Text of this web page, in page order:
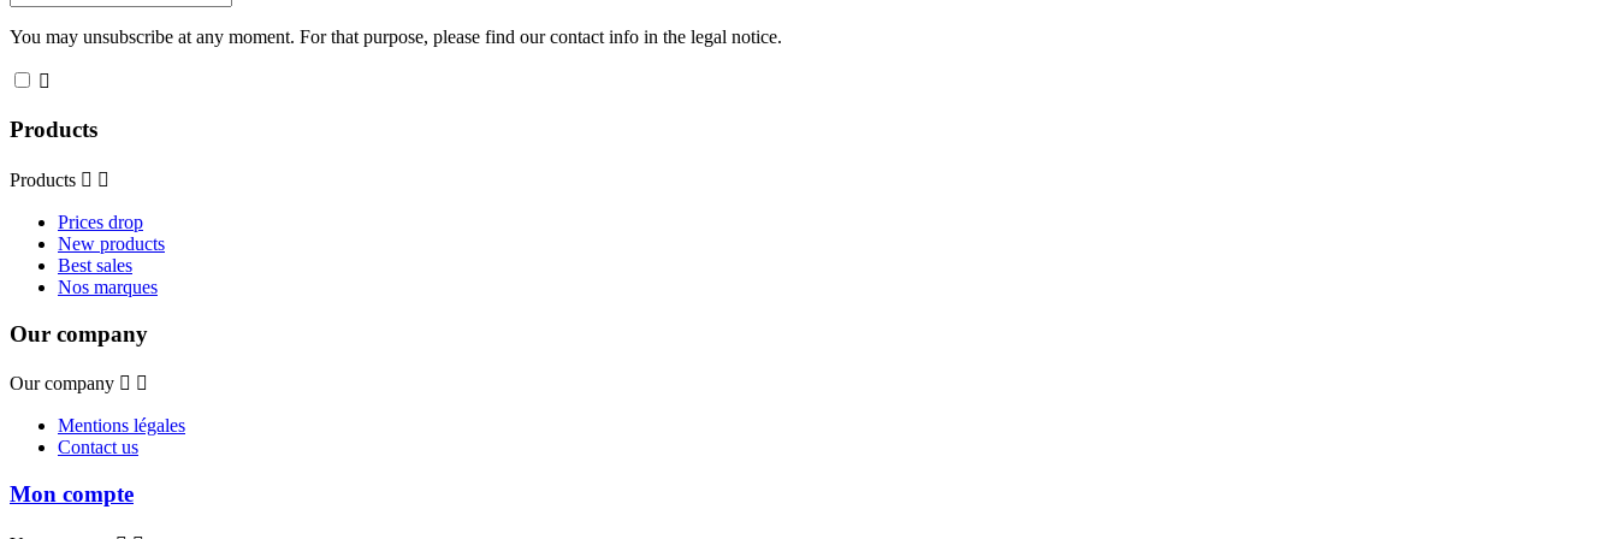
You may unsubscribe at any moment. For that purpose, please find our contact info in the legal notice.

Products
Products  
Prices drop
New products
Best sales
Nos marques
Our company
Our company  
Mentions légales
Contact us
Mon compte